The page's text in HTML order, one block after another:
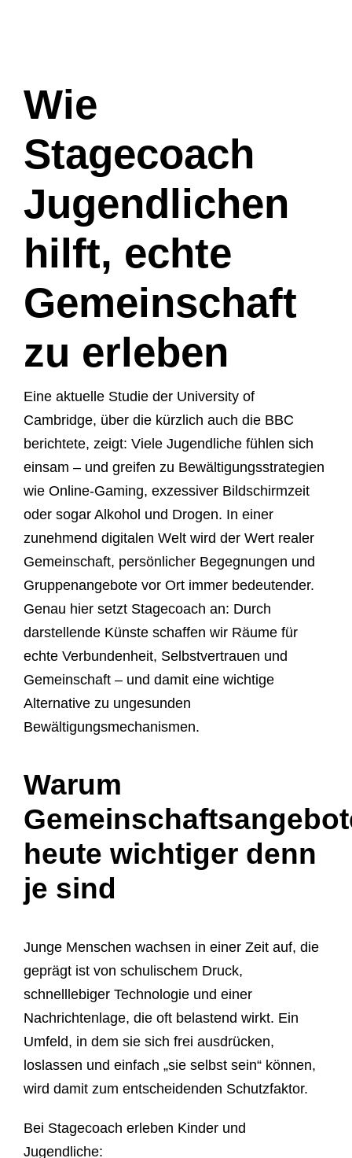
Wie
Stagecoach
Jugendlichen
hilft, echte
Gemeinschaft
zu erleben
Eine aktuelle Studie der University of
Cambridge, über die kürzlich auch die BBC
berichtete, zeigt: Viele Jugendliche fühlen sich
einsam – und greifen zu Bewältigungsstrategien
wie Online-Gaming, exzessiver Bildschirmzeit
oder sogar Alkohol und Drogen. In einer
zunehmend digitalen Welt wird der Wert realer
Gemeinschaft, persönlicher Begegnungen und
Gruppenangebote vor Ort immer bedeutender.
Genau hier setzt Stagecoach an: Durch
darstellende Künste schaffen wir Räume für
echte Verbundenheit, Selbstvertrauen und
Gemeinschaft – und damit eine wichtige
Alternative zu ungesunden
Bewältigungsmechanismen.
Warum
heute wichtiger denn
je sind
Junge Menschen wachsen in einer Zeit auf, die
geprägt ist von schulischem Druck,
schnelllebiger Technologie und einer
Nachrichtenlage, die oft belastend wirkt. Ein
Umfeld, in dem sie sich frei ausdrücken,
loslassen und einfach „sie selbst sein“ können,
wird damit zum entscheidenden Schutzfaktor.
Bei Stagecoach erleben Kinder und
Jugendliche: